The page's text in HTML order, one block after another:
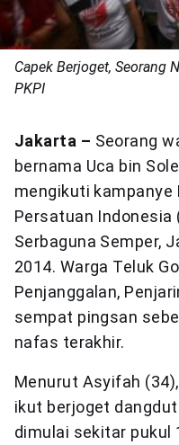
Capek Berjoget, Seorang
PKPI
Jakarta – Seorang
bernama Uca bin
mengikuti kampanye
Persatuan Indonesia
Serbaguna Semper,
2014. Warga Teluk
Penjanggalan,
sempat pingsan
nafas terakhir.
Menurut Asyifah
ikut berjoget
dimulai sekitar pukul